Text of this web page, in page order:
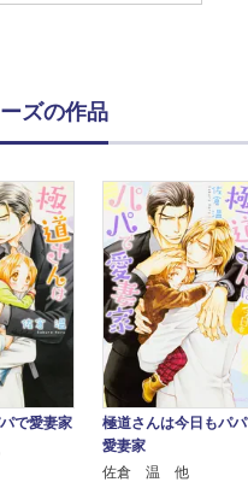
ズの作品
で愛妻家
極道さんは今日もパ
愛妻家
佐倉 温 他